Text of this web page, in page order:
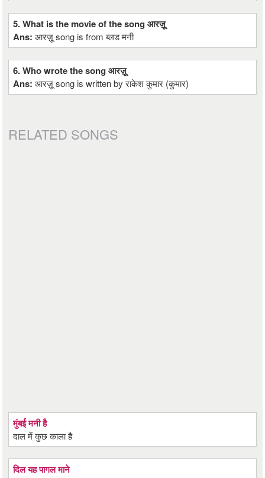
5. What is the movie of the song आरज़ू
Ans:आरज़ू song is from ब्लड मनी
6. Who wrote the song आरज़ू
Ans:आरज़ू song is written by राकेश कुमार (कुमार)
RELATED SONGS
मुंबई मनी है
दाल में कुछ काला है
दिल यह पागल माने